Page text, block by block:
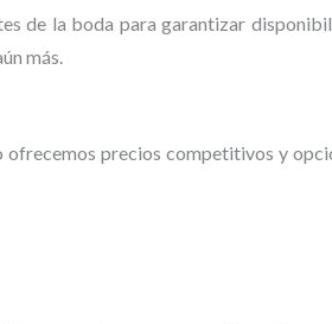
de la boda para garantizar
más.
precios competitivos y